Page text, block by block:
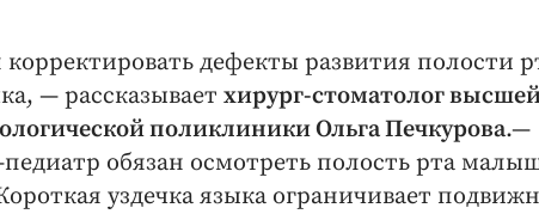
дефекты развития полости
— рассказывает хирург-стоматолог
поликлиники Ольга Печкурова.—
обязан осмотреть полость рта
уздечка языка ограничивает